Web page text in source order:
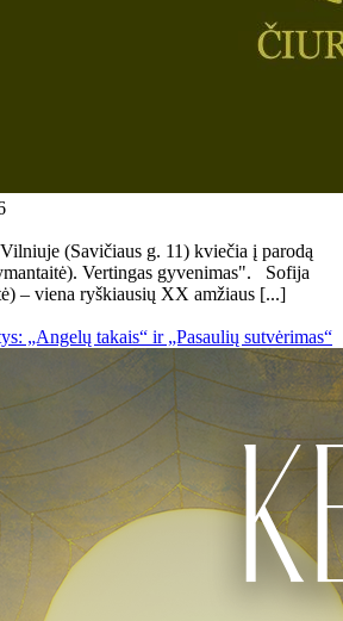
(Savičiaus g. 11) kviečia į parodą
Vertingas gyvenimas". Sofija
– viena ryškiausių XX amžiaus [...]
„Angelų takais“ ir „Pasaulių sutvėrimas“